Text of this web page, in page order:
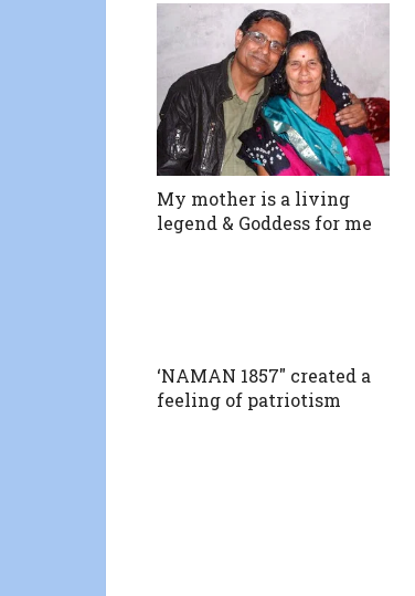
My mother is a living
legend & Goddess for me
‘NAMAN 1857″ created a
feeling of patriotism